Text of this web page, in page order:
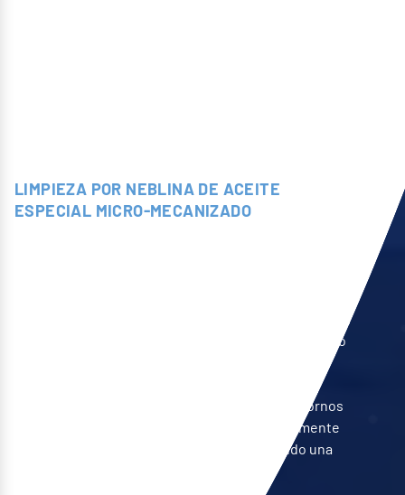
LIMPIEZA POR NEBLINA DE ACEITE
ESPECIAL MICRO-MECANIZADO
ATMOS, diseñada específicamente para la depuración
de nieblas de aceite generadas por centros de micro
Diseñada para satisfacer las exigencias de entornos
industriales de alta precisión, se integra fácilmente
con las máquinas más compactas, asegurando una